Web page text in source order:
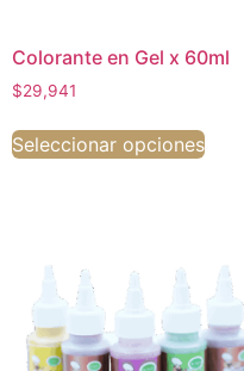
Colorante en Gel x 60ml
$29,941
Seleccionar opciones